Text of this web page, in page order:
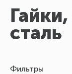
сталь
Фильтры